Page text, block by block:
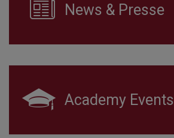
News & Presse
Academy Events